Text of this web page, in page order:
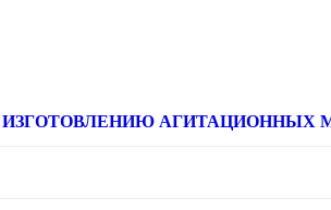
АГИТАЦИОННЫХ